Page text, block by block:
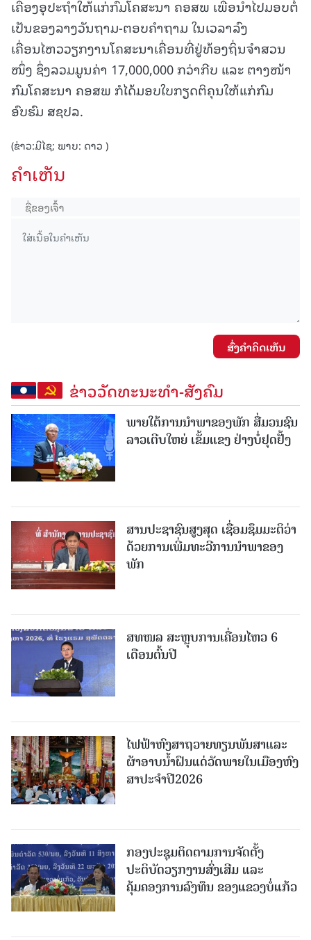
ເຄື່ອງອຸປະຖໍາໃຫ້ແກ່ກົມໂຄສະນາ ຄອສພ ເພື່ອນໍາໄປມອບຕໍ່
ເປັນຂອງລາງວັນຖາມ-ຕອບຄໍາຖາມ ໃນເວລາລົງ
ເຄື່ອນໄຫວວຽກງານໂຄສະນາເຄື່ອນທີ່ຢູ່ທ້ອງຖິ່ນຈໍາສວນ
ໜຶ່ງ ຊຶ່ງລວມມູນຄ່າ 17,000,000 ກວ່າກີບ ແລະ ຕາງໜ້າ
ກົມໂຄສະນາ ຄອສພ ກໍໄດ້ມອບໃບກຽດຕິຄຸນໃຫ້ແກ່ກົມ
ອົບຮົມ ສຊປລ.
(ຂ່າວ:ມີໄຊ; ພາບ: ດາວ )
ຄໍາເຫັນ
ສົ່ງຄໍາຄິດເຫັນ
ຂ່າວວັດທະນະທຳ-ສັງຄົມ
ພາຍໃຕ້ການນໍາພາຂອງພັກ ສື່ມວນຊົນ
ລາວເຕີບໃຫຍ່ ເຂັ້ມແຂງ ຢ່າງບໍ່ຢຸດຢັ້ງ
ສານປະຊາຊົນສູງສຸດ ເຊື່ອມຊຶມມະຕິວ່າ
ດ້ວຍການເພີ່ມທະວີການນຳພາຂອງ
ພັກ
ສທໜລ ສະຫຼຸບການເຄື່ອນໄຫວ 6
ເດືອນຕົ້ນປີ
ໄຟຟ້າຫົງສາຖວາຍທຽນພັນສາແລະ
ຜ້າອາບນໍ້າຝົນແດ່ວັດພາຍໃນເມືອງຫົງ
ສາປະຈໍາປີ2026
ກອງປະຊຸມຕິດຕາມການຈັດຕັ້ງ
ປະຕິບັດວຽກງານສົ່ງເສີມ ແລະ
ຄຸ້ມຄອງການລົງທຶນ ຂອງແຂວງບໍ່ແກ້ວ